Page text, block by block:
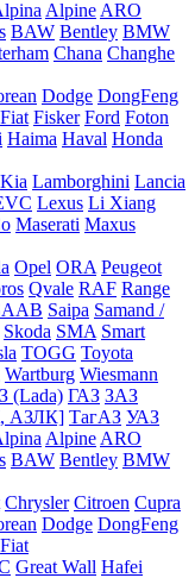
Alpine ARO
BAW Bentley BMW
Chana Changhe
Dodge DongFeng
Fiat Fisker Ford Foton
Haima Haval Honda
Kia Lamborghini Lancia
Lexus Li Xiang
Maserati Maxus
Opel ORA Peugeot
Qvale RAF Range
Saipa Samand /
Skoda SMA Smart
TOGG Toyota
Wartburg Wiesmann
(Lada) ГАЗ ЗАЗ
АЗЛК] ТагАЗ УАЗ
Alpine ARO
BAW Bentley BMW
Chrysler Citroen Cupra
Dodge DongFeng
Fiat
Great Wall Hafei